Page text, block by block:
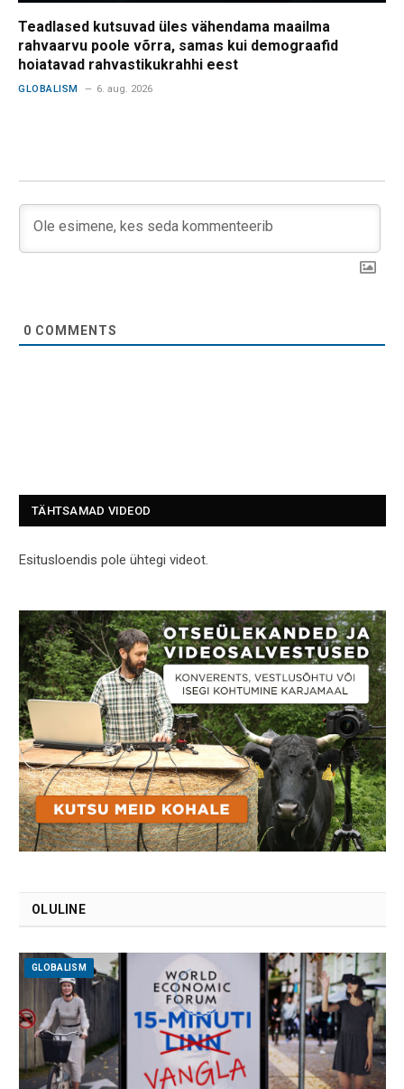
Teadlased kutsuvad üles vähendama maailma
rahvaarvu poole võrra, samas kui demograafid
hoiatavad rahvastikukrahhi eest
GLOBALISM 6. aug. 2026
0 COMMENTS
TÄHTSAMAD VIDEOD
Esitusloendis pole ühtegi videot.
OLULINE
GLOBALISM